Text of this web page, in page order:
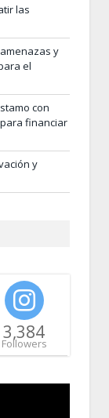
las
y
el
con
financiar
y
3,384
Followers